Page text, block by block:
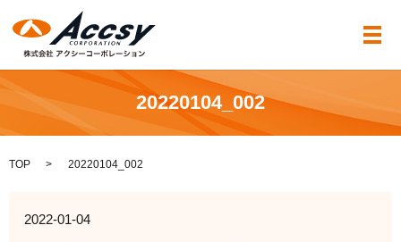
メ
20220104_002
TOP 20220104_002
2022-01-04